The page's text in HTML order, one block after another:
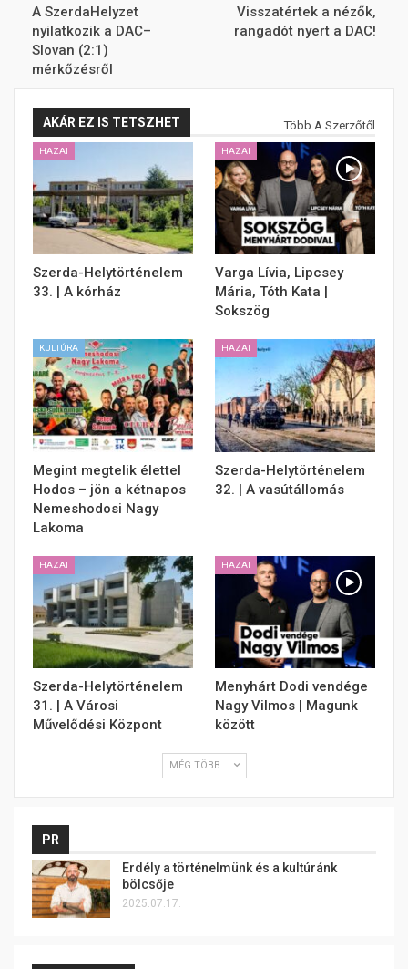
A SzerdaHelyzet
nyilatkozik a DAC–
Slovan (2:1)
mérkőzésről
Visszatértek a nézők,
rangadót nyert a DAC!
AKÁR EZ IS TETSZHET Több A Szerzőtől
HAZAI
Szerda-Helytörténelem
33. | A kórház
HAZAI
Varga Lívia, Lipcsey
Mária, Tóth Kata |
Sokszög
KULTÚRA
Megint megtelik élettel
Hodos – jön a kétnapos
Nemeshodosi Nagy
Lakoma
HAZAI
Szerda-Helytörténelem
32. | A vasútállomás
HAZAI
Szerda-Helytörténelem
31. | A Városi
Művelődési Központ
HAZAI
Menyhárt Dodi vendége
Nagy Vilmos | Magunk
között
MÉG TÖBB...
PR
Erdély a történelmünk és a kultúránk
bölcsője
2025.07.17.